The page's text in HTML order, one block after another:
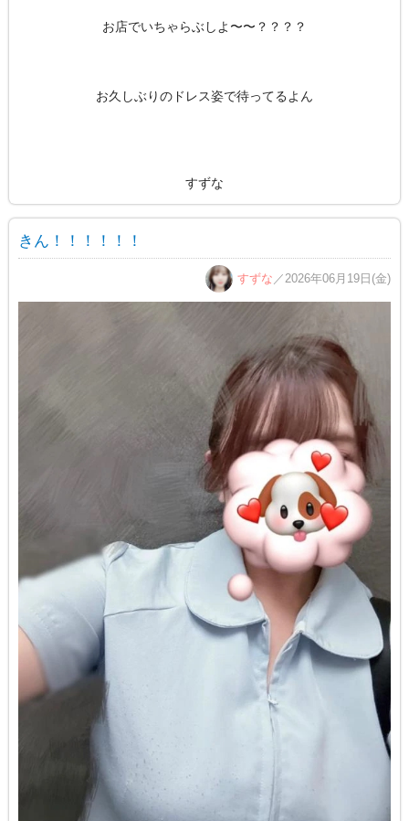
お店でいちゃらぶしよ〜〜？？？？
お久しぶりのドレス姿で待ってるよん
すずな
きん！！！！！！
すずな ／2026年06月19日(金)